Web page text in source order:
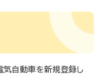
自動車を新規登録し